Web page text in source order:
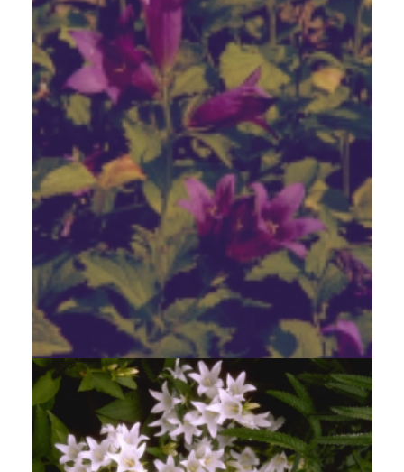
Breed klokje
Campanula latifolia var. macrantha